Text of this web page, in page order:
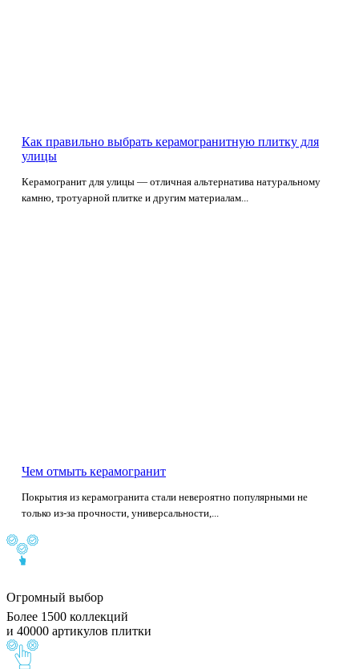
Как правильно выбрать керамогранитную плитку для
улицы
Керамогранит для улицы — отличная альтернатива натуральному
камню, тротуарной плитке и другим материалам...
Чем отмыть керамогранит
Покрытия из керамогранита стали невероятно популярными не
только из-за прочности, универсальности,...
Огромный выбор
Более 1500 коллекций
и 40000 артикулов плитки